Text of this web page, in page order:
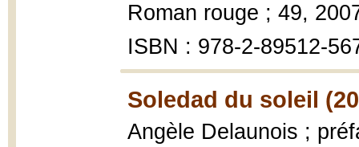
Roman rouge ; 49,
ISBN : 978-2-89512-
Soledad du soleil
Angèle Delaunois ;